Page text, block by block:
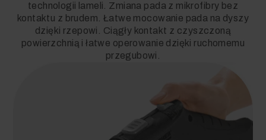
technologii lameli. Zmiana pada z mikrofibry bez
kontaktu z brudem. Łatwe mocowanie pada na dyszy
dzięki rzepowi. Ciągły kontakt z czyszczoną
powierzchnią i łatwe operowanie dzięki ruchomemu
przegubowi.